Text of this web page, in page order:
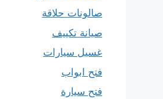
صالونات حلاقة
صيانة تكييف
غسيل سيارات
فتح ابواب
فتح سيارة